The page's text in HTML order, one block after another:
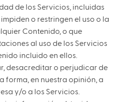
de los Servicios, incluidas
o restringen el uso o la
Contenido, o que
al uso de los Servicios
incluido en ellos.
desacreditar o perjudicar de
forma, en nuestra opinión, a
y/o a los Servicios.